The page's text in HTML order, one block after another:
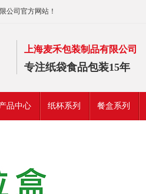
公司官方网站！
上海麦禾包装制品有限公司
专注纸袋食品包装15年
品中心 纸杯系列 餐盒系列